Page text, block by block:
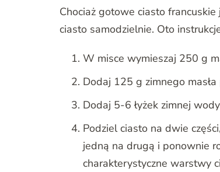
Chociaż gotowe ciasto
ciasto samodzielnie. Oto
W misce wymieszaj 250 g
Dodaj 125 g zimnego
Dodaj 5-6 łyżek zimnej
Podziel ciasto na dwie
jedną na drugą i ponownie
charakterystyczne warstwy